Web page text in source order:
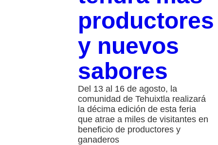
productores
y nuevos
sabores
Del 13 al 16 de agosto, la
comunidad de Tehuixtla realizará
la décima edición de esta feria
que atrae a miles de visitantes en
beneficio de productores y
ganaderos